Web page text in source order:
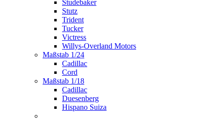
Studebaker
Stutz
Trident
Tucker
Victress
Willys-Overland Motors
Maßstab 1/24
Cadillac
Cord
Maßstab 1/18
Cadillac
Duesenberg
Hispano Suiza